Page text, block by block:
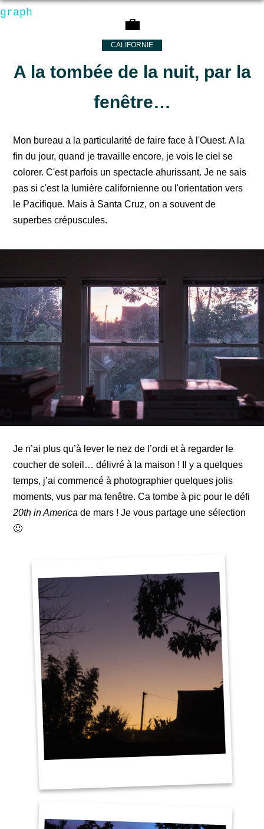
💼
CALIFORNIE
A la tombée de la nuit, par la
fenêtre…
Mon bureau a la particularité de faire face à l'Ouest. A la
fin du jour, quand je travaille encore, je vois le ciel se
colorer. C'est parfois un spectacle ahurissant. Je ne sais
pas si c'est la lumière californienne ou l'orientation vers
le Pacifique. Mais à Santa Cruz, on a souvent de
superbes crépuscules.
Je n’ai plus qu’à lever le nez de l’ordi et à regarder le
coucher de soleil… délivré à la maison ! Il y a quelques
temps, j’ai commencé à photographier quelques jolis
moments, vus par ma fenêtre. Ca tombe à pic pour le défi
20th in America de mars ! Je vous partage une sélection
🙂